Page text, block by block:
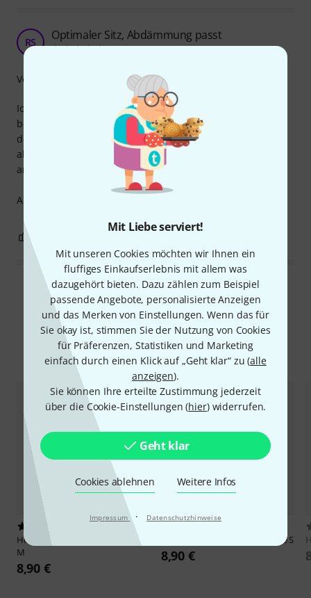
Mit Liebe serviert!
Mit unseren Cookies möchten wir Ihnen ein
fluffiges Einkaufserlebnis mit allem was
dazugehört bieten. Dazu zählen zum Beispiel
passende Angebote, personalisierte Anzeigen
und das Merken von Einstellungen. Wenn das für
Sie okay ist, stimmen Sie der Nutzung von Cookies
für Präferenzen, Statistiken und Marketing
einfach durch einen Klick auf „Geht klar“ zu (alle
anzeigen).
Sie können Ihre erteilte Zustimmung jederzeit
über die Cookie-Einstellungen (hier) widerrufen.
Geht klar
Cookies ablehnen Weitere Infos
Impressum · Datenschutzhinweise
RS Optimaler Sitz, Abdämmung passt
Ronny Schubert 16.06.2024
Ich habe Ersatz für meine Hörluchskopfhörer EasyUp
benötigt. Dass es gleich einen 10er Pack gab, gab dich für
den Preis super. Qualität passt bei Hörluchs und mit
akustischem Schlagzeug im Raum lässt sich jetzt wieder
arbeiten.
Absolute Empfehlung.
Verarbeitung
Alle Bewertungen lesen
Alternativen vergleichen
Hörluchs
Memory Foam Dome
M
8,90 €
Memory Foam Dome S
8,90 €